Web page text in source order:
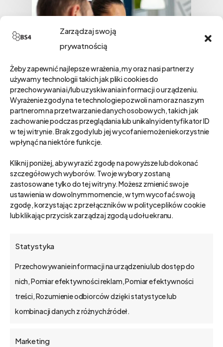
Zarządzaj swoją
prywatnością
Żeby zapewnić najlepsze wrażenia, my oraz nasi partnerzy
używamy technologii takich jak pliki cookies do
przechowywania i/lub uzyskiwania informacji o urządzeniu.
Wyrażenie zgody na te technologie pozwoli nam oraz naszym
partnerom na przetwarzanie danych osobowych, takich jak
zachowanie podczas przeglądania lub unikalny identyfikator ID
w tej witrynie. Brak zgody lub jej wycofanie może niekorzystnie
wpłynąć na niektóre funkcje.
Kliknij poniżej, aby wyrazić zgodę na powyższe lub dokonać
szczegółowych wyborów. Twoje wybory zostaną
zastosowane tylko do tej witryny. Możesz zmienić swoje
ustawienia w dowolnym momencie, w tym wycofać swoją
zgodę, korzystając z przełączników w polityce plików cookie
lub klikając przycisk zarządzaj zgodą u dołu ekranu.
Statystyka
Przechowywanie informacji na urządzeniu lub dostęp do
nich, Pomiar efektywności reklam, Pomiar efektywności
treści, Rozumienie odbiorców dzięki statystyce lub
kombinacji danych z różnych źródeł.
Marketing
CRM
użytkowników to nowe
Jak dawniej wdrażało się CRM? Nowe
biznesowych różni się bardzo znacząco od…